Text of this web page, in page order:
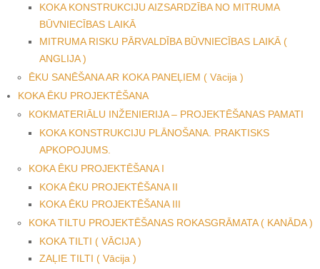
KOKA KONSTRUKCIJU AIZSARDZĪBA NO MITRUMA
BŪVNIECĪBAS LAIKĀ
MITRUMA RISKU PĀRVALDĪBA BŪVNIECĪBAS LAIKĀ (
ANGLIJA )
ĒKU SANĒŠANA AR KOKA PANEĻIEM ( Vācija )
KOKA ĒKU PROJEKTĒŠANA
KOKMATERIĀLU INŽENIERIJA – PROJEKTĒŠANAS PAMATI
KOKA KONSTRUKCIJU PLĀNOŠANA. PRAKTISKS
APKOPOJUMS.
KOKA ĒKU PROJEKTĒŠANA I
KOKA ĒKU PROJEKTĒŠANA II
KOKA ĒKU PROJEKTĒŠANA III
KOKA TILTU PROJEKTĒŠANAS ROKASGRĀMATA ( KANĀDA )
KOKA TILTI ( VĀCIJA )
ZAĻIE TILTI ( Vācija )